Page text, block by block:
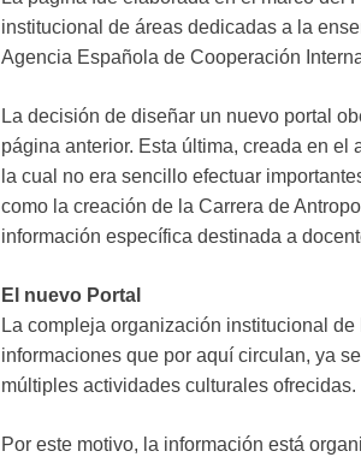
institucional de áreas dedicadas a la
Agencia Española de Cooperación
La decisión de diseñar un nuevo portal
página anterior. Esta última, creada en
la cual no era sencillo efectuar
como la creación de la Carrera de
información específica destinada a
El nuevo Portal
La compleja organización institucional
informaciones que por aquí circulan, ya
múltiples actividades culturales ofrecidas.
Por este motivo, la información está